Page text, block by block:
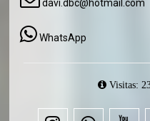
davi.dbc@hotmail.com
WhatsApp
Visitas: